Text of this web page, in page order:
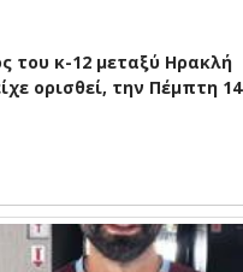
του κ-12 μεταξύ Ηρακλή
ορισθεί, την Πέμπτη 14